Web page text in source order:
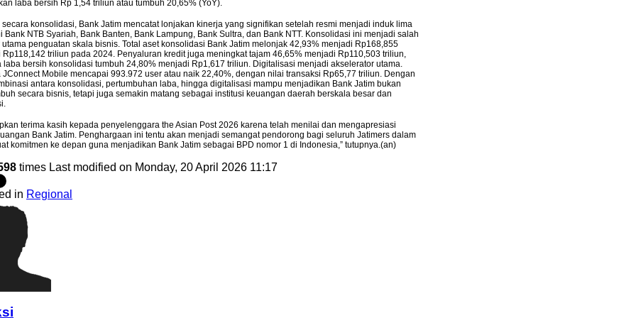
Konsolidasi Bank Jatim Tumbuh Positif
29 Juli 2026. PT Bank Pembangunan Daerah Jawa Timur
bersama bank pembangunan daerah anggota KUB.
laba bersih Rp 1,54 triliun atau tumbuh 20,65% (YoY).
secara konsolidasi, Bank Jatim mencatat lonjakan kinerja yang signifikan setelah resmi menjadi induk lima
Bank NTB Syariah, Bank Banten, Bank Lampung, Bank Sultra, dan Bank NTT. Konsolidasi ini menjadi salah
utama penguatan skala bisnis. Total aset konsolidasi Bank Jatim melonjak 42,93% menjadi Rp168,855
Rp118,142 triliun pada 2024. Penyaluran kredit juga meningkat tajam 46,65% menjadi Rp110,503 triliun,
laba bersih konsolidasi tumbuh 24,80% menjadi Rp1,617 triliun. Digitalisasi menjadi akselerator utama.
JConnect Mobile mencapai 993.972 user atau naik 22,40%, dengan nilai transaksi Rp65,77 triliun. Dengan
antara konsolidasi, pertumbuhan laba, hingga digitalisasi mampu menjadikan Bank Jatim bukan
secara bisnis, tetapi juga semakin matang sebagai institusi keuangan daerah berskala besar dan
terima kasih kepada penyelenggara the Asian Post 2026 karena telah menilai dan mengapresiasi
Bank Jatim. Penghargaan ini tentu akan menjadi semangat pendorong bagi seluruh Jatimers dalam
komitmen ke depan guna menjadikan Bank Jatim sebagai BPD nomor 1 di Indonesia,” tutupnya.(an)
times Last modified on Monday, 20 April 2026 11:17
in Regional